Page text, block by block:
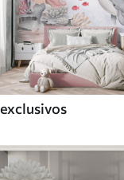
exclusivos